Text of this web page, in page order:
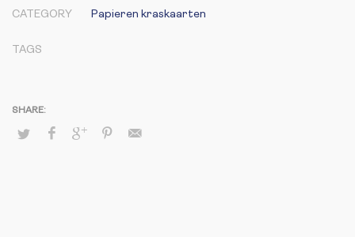
CATEGORY Papieren kraskaarten
TAGS